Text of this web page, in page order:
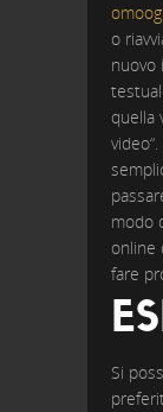
o
nuovo
quella
modo
online
fare
Si